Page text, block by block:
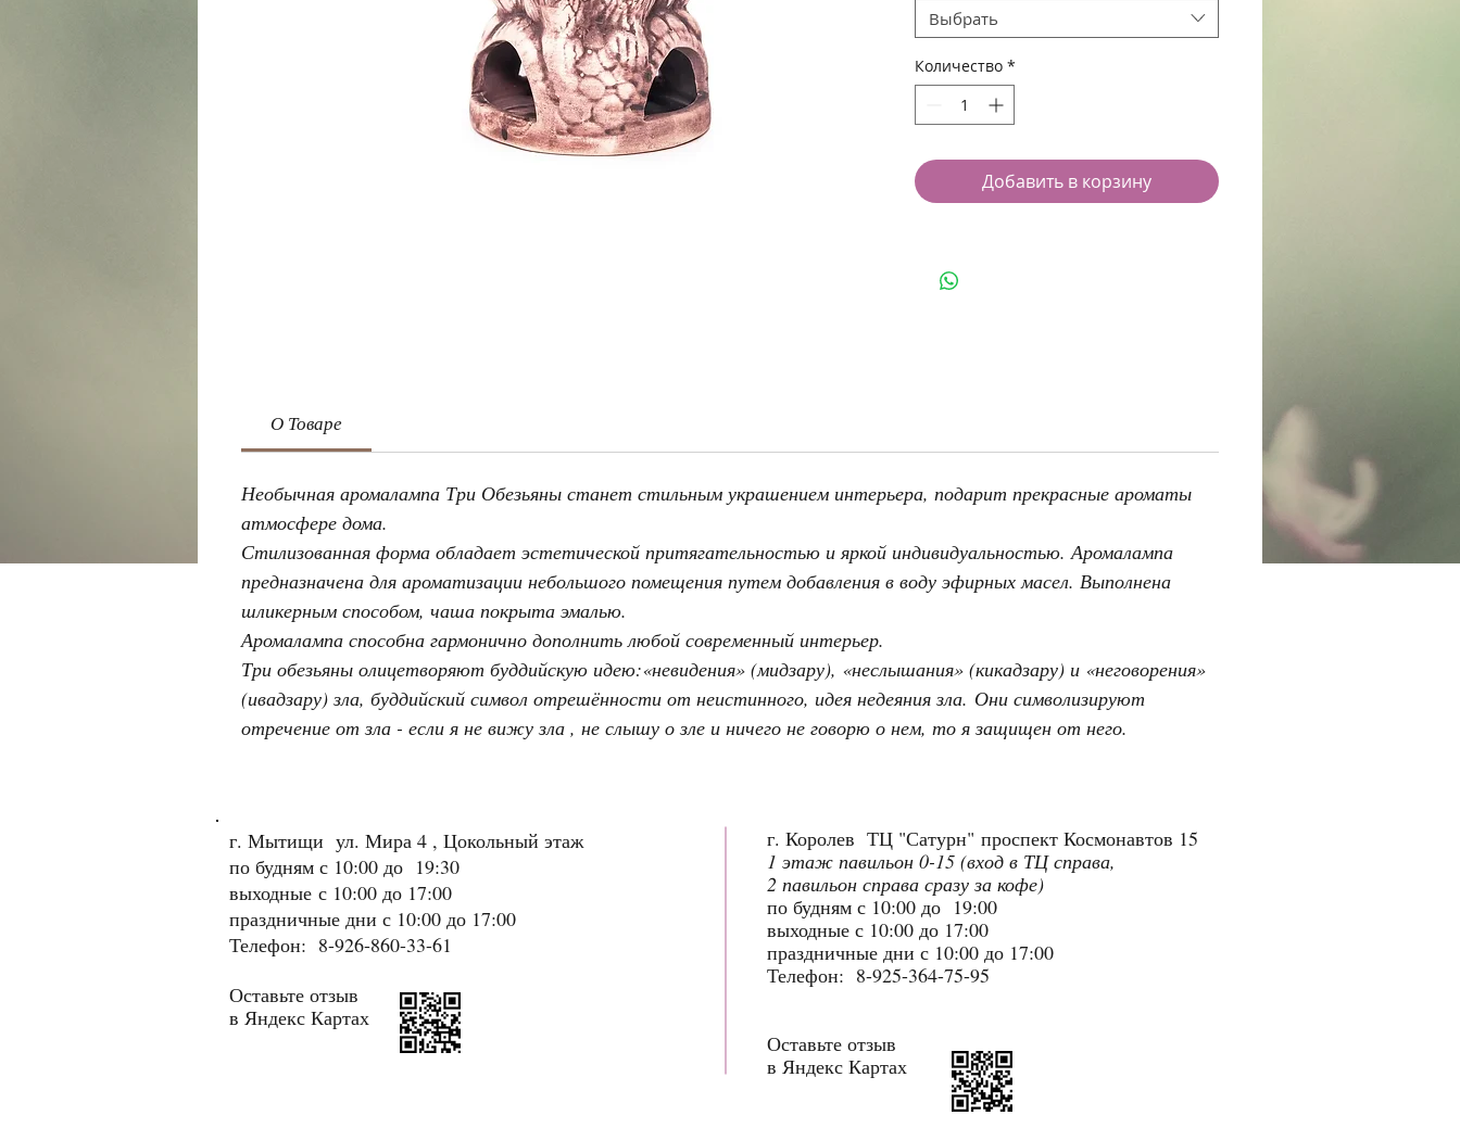
Выбрать
Количество *
Добавить в корзину
О Товаре
Необычная аромалампа Три Обезьяны станет стильным украшением интерьера, подарит прекрасные ароматы
атмосфере дома.
Стилизованная форма обладает эстетической притягательностью и яркой индивидуальностью. Аромалампа
предназначена для ароматизации небольшого помещения путем добавления в воду эфирных масел. Выполнена
шликерным способом, чаша покрыта эмалью.
Аромалампа способна гармонично дополнить любой современный интерьер.
Три обезьяны олицетворяют буддийскую идею:«невидения» (мидзару), «неслышания» (кикадзару) и «неговорения»
(ивадзару) зла, буддийский символ отрешённости от неистинного, идея недеяния зла. Они символизируют
отречение от зла - если я не вижу зла , не слышу о зле и ничего не говорю о нем, то я защищен от него.
г. Мытищи ул. Мира 4 , Цокольный этаж
по будням с 10:00 до 19:30
выходные с 10:00 до 17:00
праздничные дни с 10:00 до 17:00
Телефон: 8-926-860-33-61
Оставьте отзыв
в Яндекс Картах
г. Королев ТЦ "Сатурн" проспект Космонавтов 15
1 этаж павильон 0-15 (вход в ТЦ справа,
2 павильон справа сразу за кофе)
по будням с 10:00 до 19:00
выходные с 10:00 до 17:00
праздничные дни с 10:00 до 17:00
Телефон: 8-925-364-75-95
Оставьте отзыв
в Яндекс Картах